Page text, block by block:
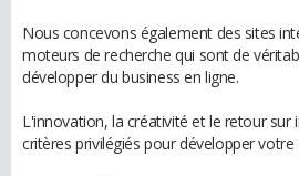
Nous concevons également des sites
moteurs de recherche qui sont de
développer du business en ligne.
L'innovation, la créativité et le retour sur
critères privilégiés pour développer